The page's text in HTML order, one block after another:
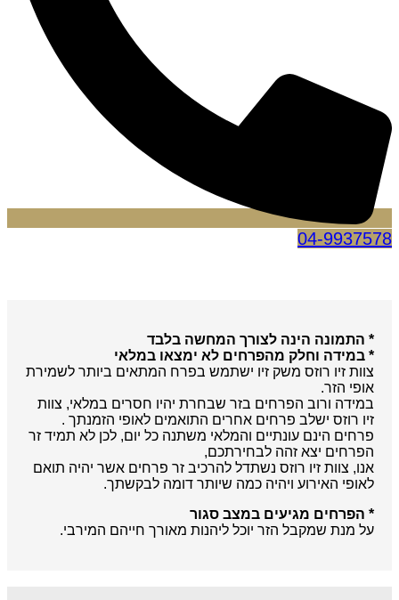
04-9937578
* התמונה הינה לצורך המחשה בלבד
* במידה וחלק מהפרחים לא ימצאו במלאי
צוות זיו רוזס משק זיו ישתמש בפרח המתאים ביותר לשמירת
אופי הזר.
במידה ורוב הפרחים בזר שבחרת יהיו חסרים במלאי, צוות
זיו רוזס ישלב פרחים אחרים התואמים לאופי הזמנתך .
פרחים הינם עונתיים והמלאי משתנה כל יום, לכן לא תמיד זר
הפרחים יצא זהה לבחירתכם,
אנו, צוות זיו רוזס נשתדל להרכיב זר פרחים אשר יהיה תואם
לאופי האירוע ויהיה כמה שיותר דומה לבקשתך.
* הפרחים מגיעים במצב סגור
על מנת שמקבל הזר יוכל ליהנות מאורך חייהם המירבי.